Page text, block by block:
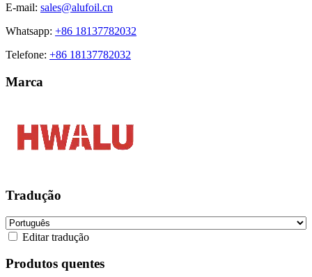
E-mail: sales@alufoil.cn
Whatsapp: +86 18137782032
Telefone: +86 18137782032
Marca
Tradução
Editar tradução
Produtos quentes